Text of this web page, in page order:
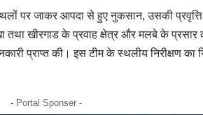
पर जाकर आपदा से हुए नुकसान, उसकी
खीरगाड के प्रवाह क्षेत्र और मलबे के प्रसार
प्राप्त की। इस टीम के स्थलीय निरीक्षण का
- Portal Sponser -